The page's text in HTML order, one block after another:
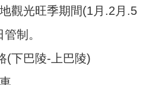
觀光旺季期間(1月.2月.5
制。
(下巴陵-上巴陵)